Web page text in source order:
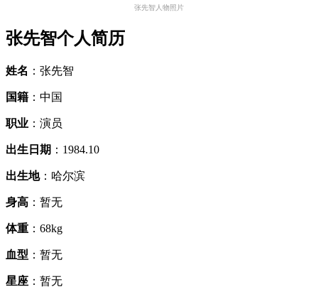
张先智人物照片
张先智个人简历
姓名 ：张先智
国籍 ：中国
职业 ：演员
出生日期 ：1984.10
出生地：哈尔滨
身高 ：暂无
体重 ：68kg
血型 ：暂无
星座 ：暂无